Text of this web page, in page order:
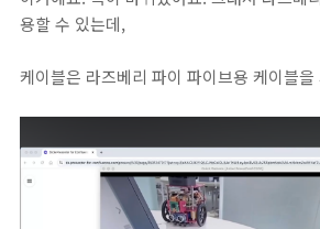
용할 수 있는데,
케이블은 라즈베리 파이 파이브용 케이블